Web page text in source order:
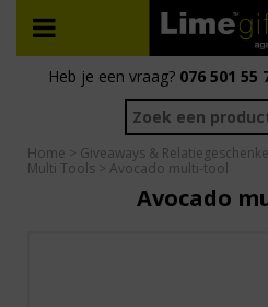
Heb je een vraag? 076 501 55
Home > Giveaways &
Multi Tools > Avocado multi-tool
Avocado